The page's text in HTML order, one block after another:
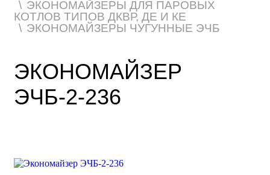
ЭКОНОМАЙЗЕРЫ ДЛЯ ПАРОВЫХ
КОТЛОВ ТИПОВ ДКВР, ДЕ И КЕ
ЭКОНОМАЙЗЕРЫ ЧУГУННЫЕ ЭЧБ
ЭКОНОМАЙЗЕР
ЭЧБ-2-236